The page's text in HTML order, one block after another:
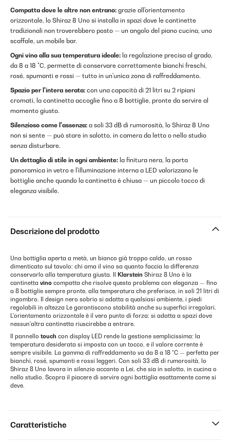
Compatta dove le altre non entrano: grazie all'orientamento
orizzontale, lo Shiraz 8 Uno si installa in spazi dove le cantinette
tradizionali non troverebbero posto — un angolo del piano cucina, uno
scaffale, un mobile bar.
Ogni vino alla sua temperatura ideale: la regolazione precisa al grado,
da 8 a 18 °C, permette di conservare correttamente bianchi freschi,
rosé, spumanti e rossi — tutto in un'unica zona di raffreddamento.
Spazio per l'intera serata: con una capacità di 21 litri su 2 ripiani
cromati, la cantinetta accoglie fino a 8 bottiglie, pronte da servire al
momento giusto.
Silenzioso come l'assenza: a soli 33 dB di rumorosità, lo Shiraz 8 Uno
non si sente — può stare in salotto, in camera da letto o nello studio
senza disturbare.
Un dettaglio di stile in ogni ambiente: la finitura nera, la porta
panoramica in vetro e l'illuminazione interna a LED valorizzano le
bottiglie anche quando la cantinetta è chiusa — un piccolo tocco di
eleganza visibile.
Descrizione del prodotto
Una bottiglia aperta a metà, un bianco già troppo caldo, un rosso
dimenticato sul tavolo: chi ama il vino sa quanto faccia la differenza
conservarlo alla temperatura giusta. Il
Klarstein Shiraz 8 Uno è la
cantinetta vino compatta che risolve questo problema con eleganza — fino
a 8 bottiglie sempre pronte, alla temperatura che preferisce, in soli 21 litri di
ingombro. Il design nero sobrio si adatta a qualsiasi ambiente, i piedi
regolabili in altezza Le garantiscono stabilità anche su superfici irregolari.
L'orientamento orizzontale è il vero punto di forza: si adatta a spazi dove
nessun'altra cantinetta riuscirebbe a entrare.
Il pannello touch con display LED rende la gestione semplicissima: la
temperatura desiderata si imposta con un tocco, e il valore corrente è
sempre visibile. La gamma di raffreddamento va da 8 a 18 °C — perfetta per
bianchi, rosé, spumanti e rossi leggeri. Con soli 33 dB di rumorosità, lo
Shiraz 8 Uno lavora in silenzio accanto a Lei, che sia in salotto, in cucina o
nello studio. Scopra il piacere di servire ogni bottiglia esattamente come si
deve.
Caratteristiche